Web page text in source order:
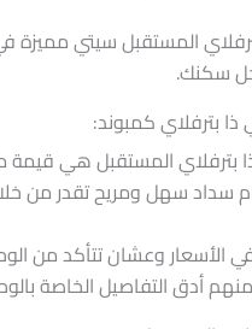
المستقبل سيتي
سكنك.
بترفلاي كمبوند:
بترفلاي المستقبل هي قيمة
سداد سهل ومريح تقدر من
الأسعار وعشان تتأكد من
أدق التفاصيل الخاصة